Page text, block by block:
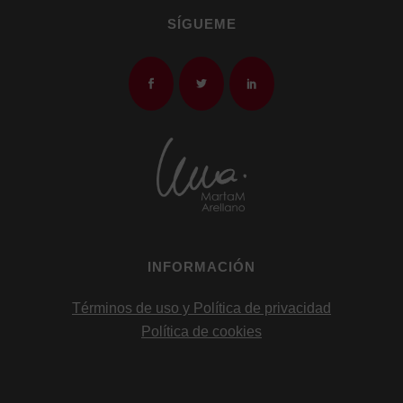
SÍGUEME
INFORMACIÓN
Términos de uso y Política de privacidad
Política de cookies